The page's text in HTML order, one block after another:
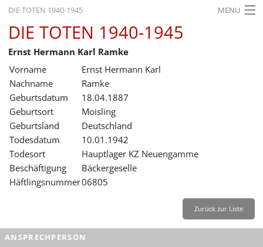
DIE TOTEN 1940-1945 MENU
STARTSEITE
AKTUELLES
AUSSTELLUNGEN
GESCHICHTE
BILDUNG
FORSCHUNG
SERVICE
Leichte Sprache
DIE TOTEN 1940-1945
Ernst Hermann Karl Ramke
Vorname
Ernst Hermann Karl
Nachname
Ramke
Geburtsdatum
18.04.1887
Geburtsort
Moisling
Geburtsland
Deutschland
Todesdatum
10.01.1942
Todesort
Hauptlager KZ Neuengamme
Beschäftigung
Bäckergeselle
Häftlingsnummer06805
Zurück zur Liste
ANSPRECHPERSON